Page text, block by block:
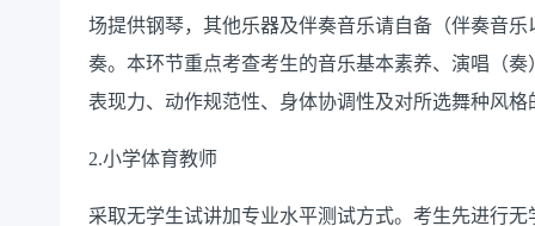
场提供钢琴，其他乐器及伴奏音乐请自备（伴奏音乐
奏。本环节重点考查考生的音乐基本素养、演唱（
表现力、动作规范性、身体协调性及对所选舞种风格
2.小学体育教师
采取无学生试讲加专业水平测试方式。考生先进行